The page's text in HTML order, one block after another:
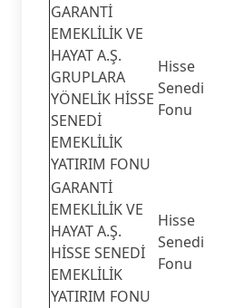
GARANTİ
EMEKLİLİK VE
HAYAT A.Ş.
GRUPLARA
YÖNELİK HİSSE
SENEDİ
EMEKLİLİK
YATIRIM FONU
Hisse
Senedi
Fonu
GARANTİ
EMEKLİLİK VE
HAYAT A.Ş.
HİSSE SENEDİ
EMEKLİLİK
YATIRIM FONU
Hisse
Senedi
Fonu